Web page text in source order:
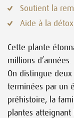
Soutient la
Aide à la
Cette plante
millions d’années.
On distingue
terminées par un
préhistoire, la
plantes